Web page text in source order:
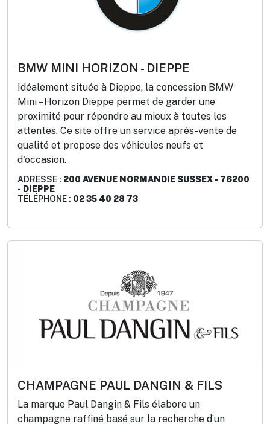
BMW MINI HORIZON - DIEPPE
Idéalement située à Dieppe, la concession BMW
Mini – Horizon Dieppe permet de garder une
proximité pour répondre au mieux à toutes les
attentes. Ce site offre un service après-vente de
qualité et propose des véhicules neufs et
d'occasion.
ADRESSE : 200 AVENUE NORMANDIE SUSSEX - 76200
- DIEPPE
TÉLÉPHONE : 02 35 40 28 73
CHAMPAGNE PAUL DANGIN & FILS
La marque Paul Dangin & Fils élabore un
champagne raffiné basé sur la recherche d’un